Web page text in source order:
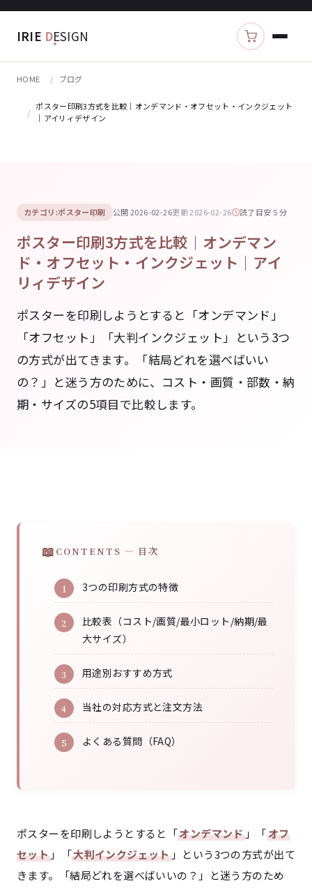
IRIE DESIGN カートを見る
HOME ブログ
ポスター印刷3方式を比較｜オンデマンド・オフセット・インクジェット
｜アイリィデザイン
カテゴリ:ポスター印刷 公開 2026-02-26更新 2026-02-26 読了目安 5 分
ポスター印刷3方式を比較｜オンデマン
ド・オフセット・インクジェット｜アイ
リィデザイン
ポスターを印刷しようとすると「オンデマンド」
「オフセット」「大判インクジェット」という3つ
の方式が出てきます。「結局どれを選べばいい
の？」と迷う方のために、コスト・画質・部数・納
期・サイズの5項目で比較します。
CONTENTS — 目次
3つの印刷方式の特徴
比較表（コスト/画質/最小ロット/納期/最
大サイズ）
用途別おすすめ方式
当社の対応方式と注文方法
よくある質問（FAQ）
ポスターを印刷しようとすると「オンデマンド」「オフ
セット 」「大判インクジェット」という3つの方式が出て
きます。「結局どれを選べばいいの？」と迷う方のため